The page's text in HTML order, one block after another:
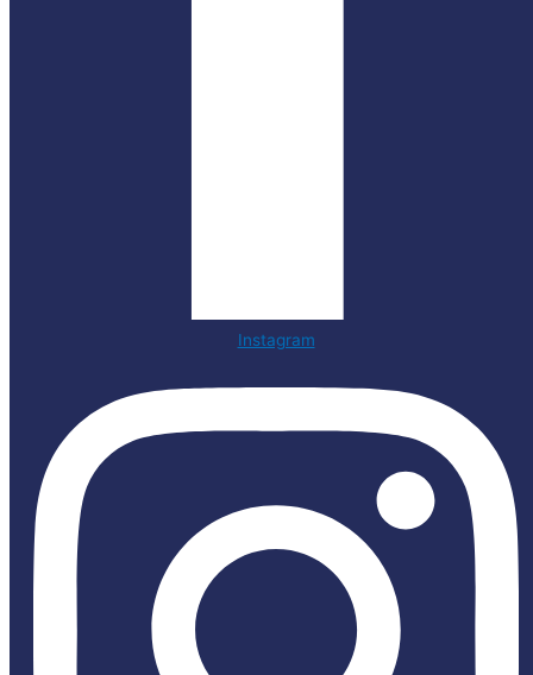
Instagram